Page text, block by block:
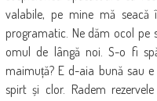
valabile, pe mine mă seacă
programatic. Ne dăm ocol pe
omul de lângă noi. S-o fi
maimuță? E d-aia bună sau
spirt și clor. Radem